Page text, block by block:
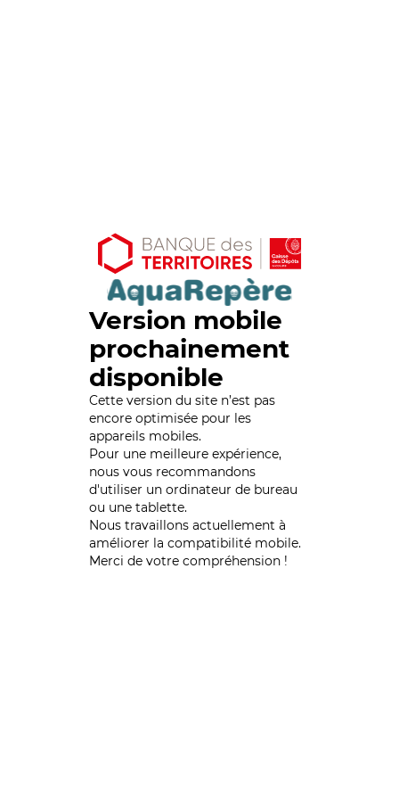
Version mobile
prochainement
disponible
Cette version du site n’est pas
encore optimisée pour les
appareils mobiles.
Pour une meilleure expérience,
nous vous recommandons
d'utiliser un ordinateur de bureau
ou une tablette.
Nous travaillons actuellement à
améliorer la compatibilité mobile.
Merci de votre compréhension !